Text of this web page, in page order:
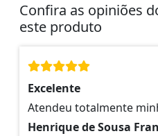
Confira as opiniões
este produto
Excelente
Atendeu totalmente
Henrique de Sousa